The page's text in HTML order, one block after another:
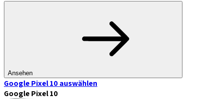
Ansehen
Google Pixel 10auswählen
Google Pixel 10